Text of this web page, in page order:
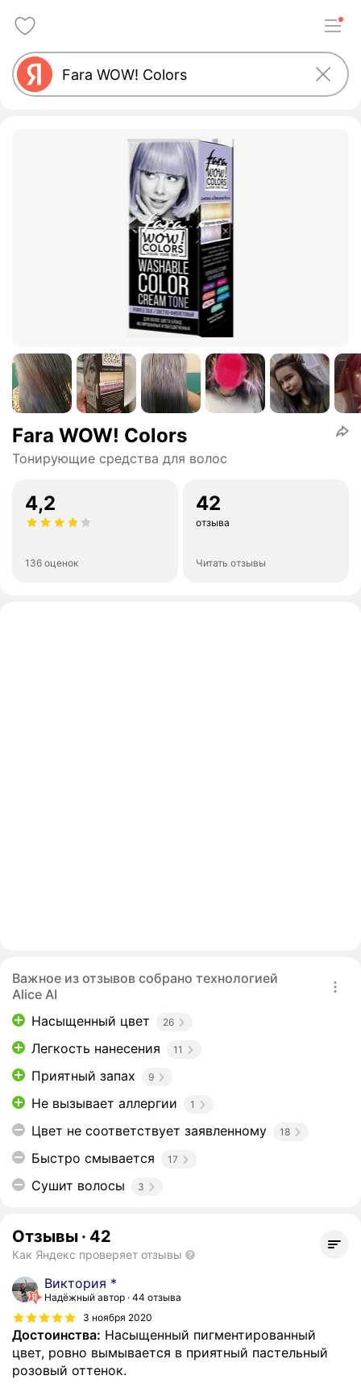
Fara WOW! Colors
Тонирующие средства для волос
4,2
136 оценок
42
отзыва
Читать отзывы
Важное из отзывов собрано технологией
Alice AI
Насыщенный цвет
26
Легкость нанесения 11
Приятный запах 9
Не вызывает аллергии 1
Цвет не соответствует заявленному 18
Быстро смывается 17
Сушит волосы 3
Отзывы · 42
Как Яндекс проверяет отзывы
Виктория *
Надёжный автор 44 отзыва
3 ноября 2020
Достоинства: Насыщенный пигментированный
цвет, ровно вымывается в приятный пастельный
розовый оттенок.